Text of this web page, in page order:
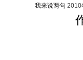
我来说两句 2010